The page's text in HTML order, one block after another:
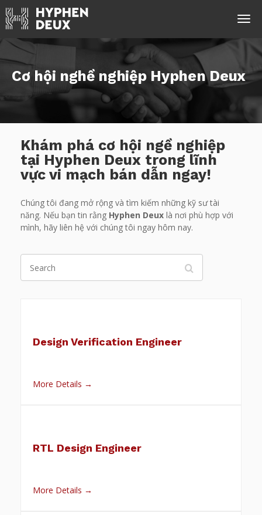
Cơ hội nghề nghiệp Hyphen Deux
Khám phá cơ hội ngề nghiệp
tại Hyphen Deux trong lĩnh
vực vi mạch bán dẫn ngay!
Chúng tôi đang mở rộng và tìm kiếm những kỹ sư tài
năng. Nếu bạn tin rằng Hyphen Deux là nơi phù hợp với
mình, hãy liên hệ với chúng tôi ngay hôm nay.
Search
Design Verification Engineer
More Details
RTL Design Engineer
More Details